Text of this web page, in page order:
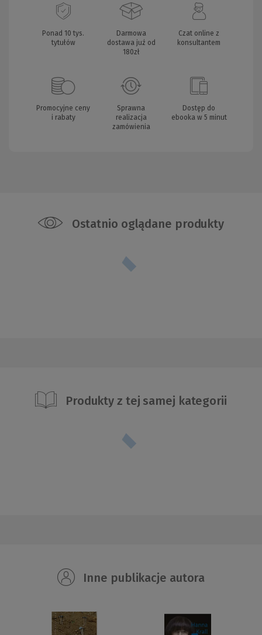
Ponad 10 tys.
tytułów
Darmowa
dostawa już od
180zł
Czat online z
konsultantem
Promocyjne ceny
i rabaty
Sprawna
realizacja
zamówienia
Dostęp do
ebooka w 5 minut
Ostatnio oglądane produkty
Produkty z tej samej kategorii
Inne publikacje autora